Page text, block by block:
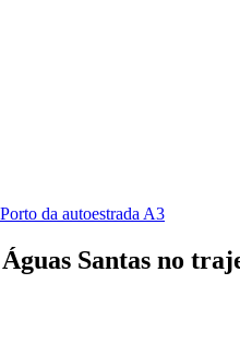
da autoestrada A3
Santas no